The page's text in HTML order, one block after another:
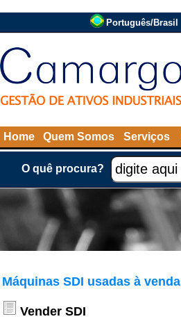
Português/Brasil
Home Quem Somos Serviços
O quê procura?
Máquinas SDI usadas à venda
Vender SDI